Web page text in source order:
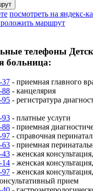
посмотреть на яндекс-
маршрут
телефоны
больница:
37 - приемная главного
88 - канцелярия
95 - регистратура
93 - платные услуги
88 - приемная
97 - справочная
63 - приемная
43 - женская
14 - женская
97 - женская
прием